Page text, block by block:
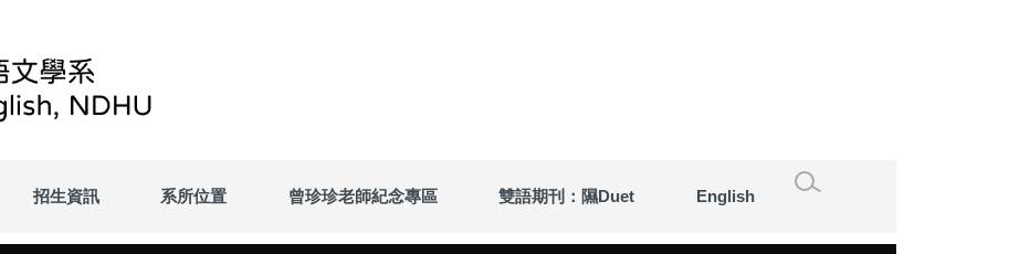
招生資訊 系所位置 曾珍珍老師紀念專區 雙語期刊：隰Duet English